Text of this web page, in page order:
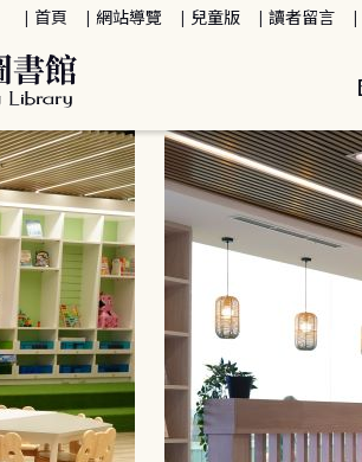
首頁 網站導覽 兒童版 讀者留言